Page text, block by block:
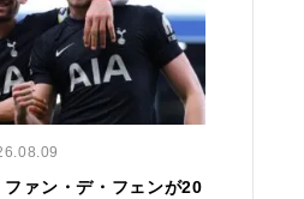
ファン・デ・フェンが20